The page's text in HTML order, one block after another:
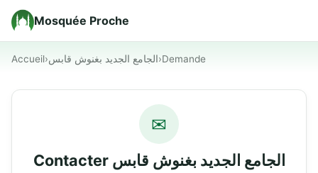
Mosquée Proche
Accueil›الجامع الجديد بغنوش قابس›Demande
✉
Contacter الجامع الجديد بغنوش قابس